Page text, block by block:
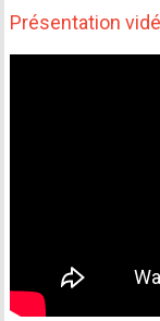
Présentation